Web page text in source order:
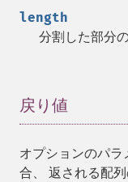
length
分割した部分
戻り値
オプションのパラ
合、 返される配列